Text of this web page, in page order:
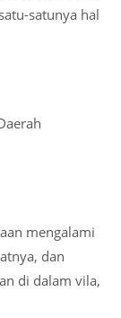
satunya hal
mengalami
dan
di dalam vila,